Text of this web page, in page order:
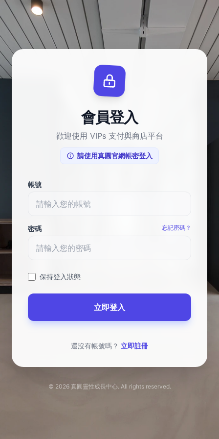
會員登入
歡迎使用 VIPs 支付與商店平台
請使用真圓官網帳密登入
帳號
密碼 忘記密碼？
保持登入狀態
還沒有帳號嗎？ 立即註冊
© 2026 真圓靈性成長中心. All rights reserved.